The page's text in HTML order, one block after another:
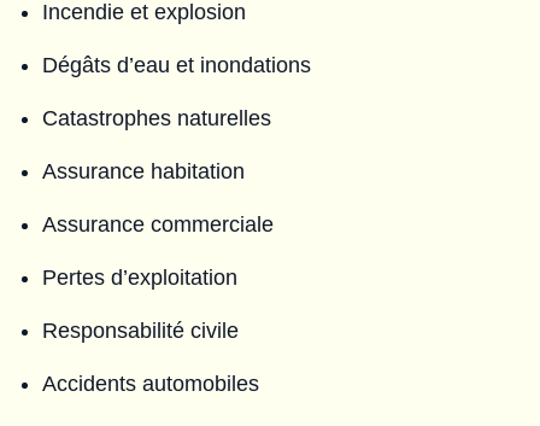
Incendie et explosion
Dégâts d’eau et inondations
Catastrophes naturelles
Assurance habitation
Assurance commerciale
Pertes d’exploitation
Responsabilité civile
Accidents automobiles